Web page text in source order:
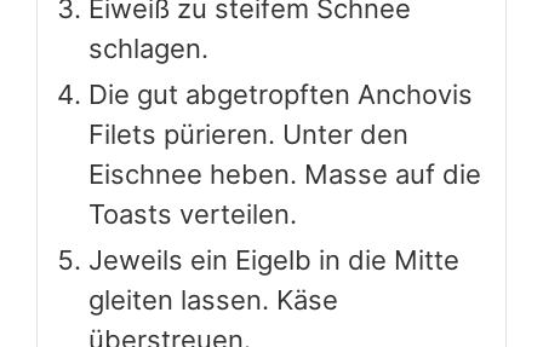
Blech in den vorgeheizten Ofen
auf die mittlere Schiene
schieben.
Toasts 10-12 Minuten
überbacken.
Elektroherd: 200
Grad. Gasherd: Stufe 3.